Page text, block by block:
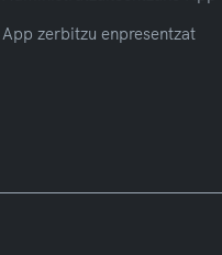
App zerbitzu enpresentzat